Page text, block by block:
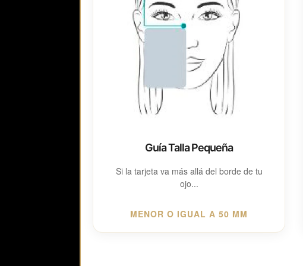
Guía Talla Pequeña
Si la tarjeta va más allá del borde de tu
ojo...
MENOR O IGUAL A 50 MM